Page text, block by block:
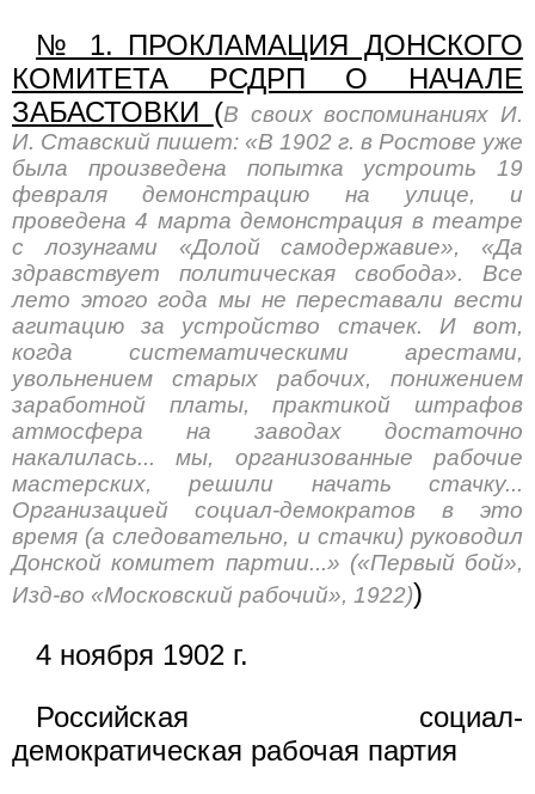
№ 1. ПРОКЛАМАЦИЯ ДОНСКОГО
КОМИТЕТА РСДРП О НАЧАЛЕ
ЗАБАСТОВКИ (В своих воспоминаниях И.
И. Ставский пишет: «В 1902 г. в Ростове уже
была произведена попытка устроить 19
февраля демонстрацию на улице, и
проведена 4 марта демонстрация в театре
с лозунгами «Долой самодержавие», «Да
здравствует политическая свобода». Все
лето этого года мы не переставали вести
агитацию за устройство стачек. И вот,
когда систематическими арестами,
увольнением старых рабочих, понижением
заработной платы, практикой штрафов
атмосфера на заводах достаточно
накалилась... мы, организованные рабочие
мастерских, решили начать стачку...
Организацией социал-демократов в это
время (а следовательно, и стачки) руководил
Донской комитет партии...» («Первый бой»,
Изд-во «Московский рабочий», 1922))
4 ноября 1902 г.
Российская социал-
демократическая рабочая партия